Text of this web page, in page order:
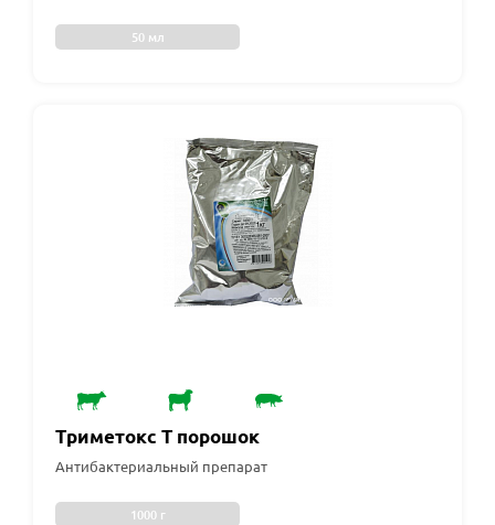
50 мл
Триметокс Т порошок
Антибактериальный препарат
1000 г